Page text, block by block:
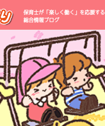
保育士が「楽しく働く」を応援する
総合情報ブログ